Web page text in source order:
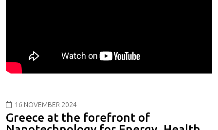
16 NOVEMBER 2024
Greece at the forefront of